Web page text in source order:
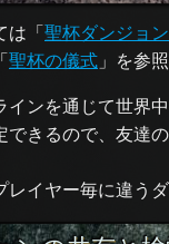
は「聖杯ダンジョ
聖杯の儀式 」を参照
ンを通じて世界
できるので、友達
イヤー毎に違う